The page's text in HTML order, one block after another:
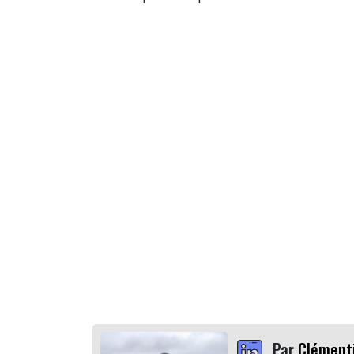
Par